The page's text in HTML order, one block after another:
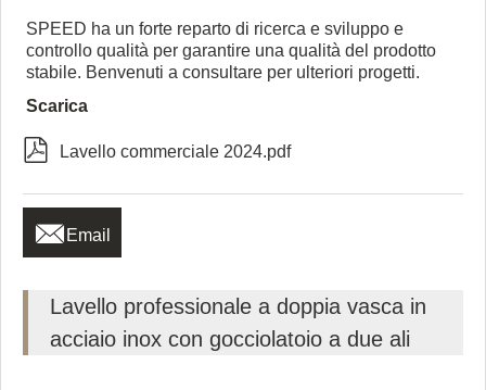
SPEED ha un forte reparto di ricerca e sviluppo e
controllo qualità per garantire una qualità del prodotto
stabile. Benvenuti a consultare per ulteriori progetti.
Scarica
 Lavello commerciale 2024.pdf
 Email
Lavello professionale a doppia vasca in
acciaio inox con gocciolatoio a due ali